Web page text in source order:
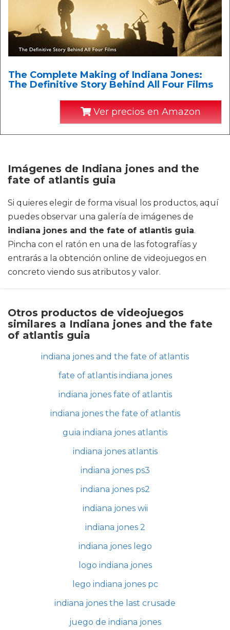
The Complete Making of Indiana Jones:
The Definitive Story Behind All Four Films
Ver precios en Amazon
Imágenes de Indiana jones and the
fate of atlantis guia
Si quieres elegir de forma visual los productos, aquí
puedes observar una galería de imágenes de
indiana jones and the fate of atlantis guia.
Pincha con el ratón en una de las fotografías y
entrarás a la obtención online de videojuegos en
concreto viendo sus atributos y valor.
Otros productos de videojuegos
similares a Indiana jones and the fate
of atlantis guia
indiana jones and the fate of atlantis
fate of atlantis indiana jones
indiana jones fate of atlantis
indiana jones the fate of atlantis
guia indiana jones atlantis
indiana jones atlantis
indiana jones ps3
indiana jones ps2
indiana jones wii
indiana jones 2
indiana jones lego
logo indiana jones
lego indiana jones pc
indiana jones the last crusade
juego de indiana jones